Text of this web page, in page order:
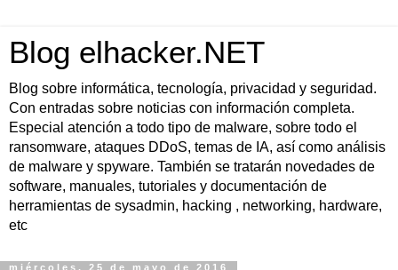
Blog elhacker.NET
Blog sobre informática, tecnología, privacidad y seguridad.
Con entradas sobre noticias con información completa.
Especial atención a todo tipo de malware, sobre todo el
ransomware, ataques DDoS, temas de IA, así como análisis
de malware y spyware. También se tratarán novedades de
software, manuales, tutoriales y documentación de
herramientas de sysadmin, hacking , networking, hardware,
etc
miércoles, 25 de mayo de 2016